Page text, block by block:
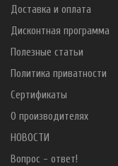
Доставка и оплата
Дисконтная программа
Полезные статьи
Политика приватности
Сертификаты
О производителях
НОВОСТИ
Вопрос - ответ!